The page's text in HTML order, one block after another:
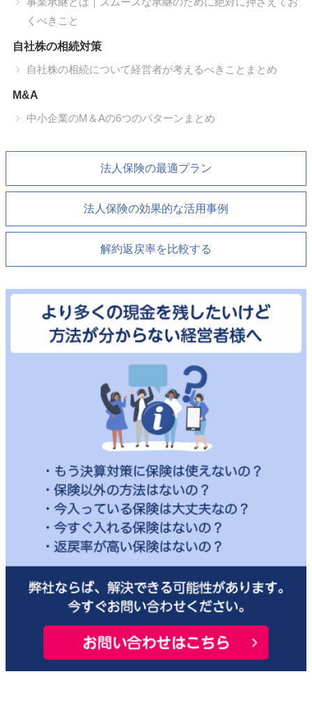
くべきこと
自社株の相続対策
自社株の相続について経営者が考えるべきことまとめ
M&A
中小企業のM＆Aの6つのパターンまとめ
法人保険の最適プラン
法人保険の効果的な活用事例
解約返戻率を比較する